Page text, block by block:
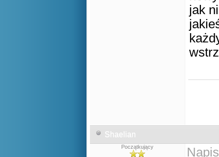
jak
Shaelian
Początkujący